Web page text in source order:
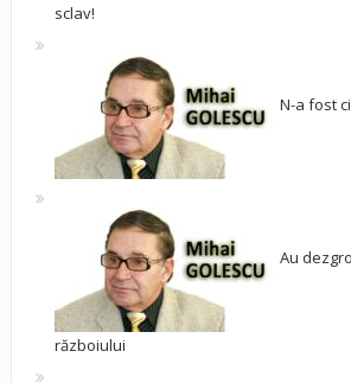
sclav!
N-a fost
Au
războiului